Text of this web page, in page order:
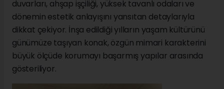
duvarları, ahşap işçiliği, yüksek tavanlı odaları ve
dönemin estetik anlayışını yansıtan detaylarıyla
dikkat çekiyor. İnşa edildiği yılların yaşam kültürünü
günümüze taşıyan konak, özgün mimari karakterini
büyük ölçüde korumayı başarmış yapılar arasında
gösteriliyor.